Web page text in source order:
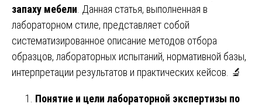
запаху мебели . Данная статья, выполненная в
лабораторном стиле, представляет собой
систематизированное описание методов отбора
образцов, лабораторных испытаний, нормативной базы,
интерпретации результатов и практических кейсов. 🔬
Понятие и цели лабораторной экспертизы по